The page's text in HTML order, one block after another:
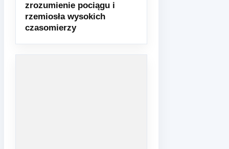
zrozumienie pociągu i
rzemiosła wysokich
czasomierzy